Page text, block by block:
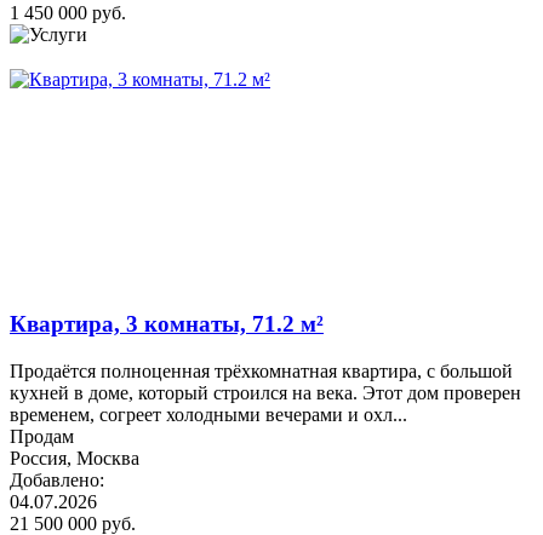
1 450 000 руб.
Квартира, 3 комнаты, 71.2 м²
Продаётся полноценная трёхкомнатная квартира, с большой
кухней в доме, который строился на века. Этот дом проверен
временем, согреет холодными вечерами и охл...
Продам
Россия, Москва
Добавлено:
04.07.2026
21 500 000 руб.